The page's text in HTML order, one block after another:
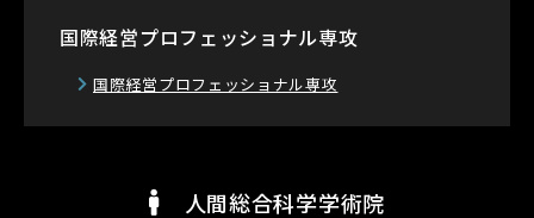
国際経営プロフェッショナル専攻
国際経営プロフェッショナル専攻
人間総合科学学術院